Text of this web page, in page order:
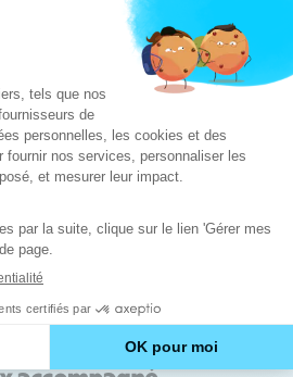
d’exigence et de qualité
serein
plus besoin de courir entre
chargé et la salle de code. Tu
toi, ou dans les transports,
quand tu veux.